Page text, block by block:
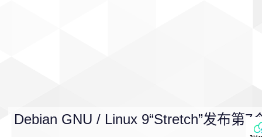
Debian GNU / Linux 9“Stretch”发布第